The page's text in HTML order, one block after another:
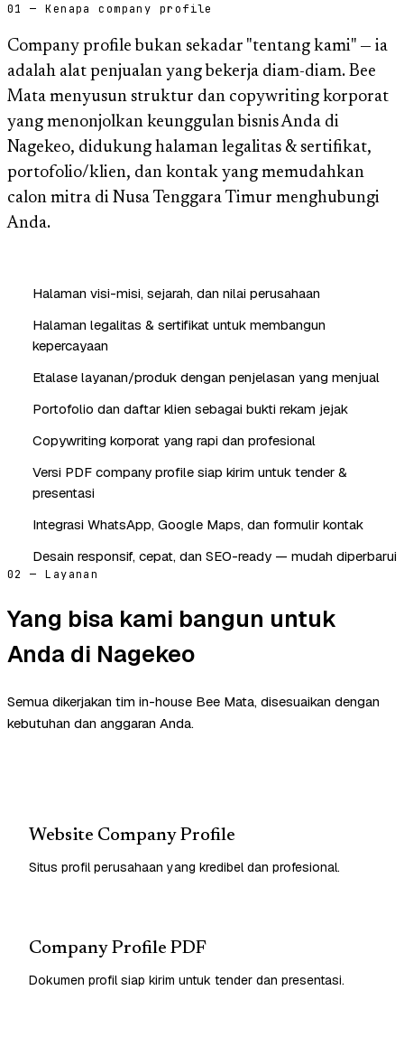
01 — Kenapa company profile
Company profile bukan sekadar "tentang kami" — ia
adalah alat penjualan yang bekerja diam-diam. Bee
Mata menyusun struktur dan copywriting korporat
yang menonjolkan keunggulan bisnis Anda di
Nagekeo, didukung halaman legalitas & sertifikat,
portofolio/klien, dan kontak yang memudahkan
calon mitra di Nusa Tenggara Timur menghubungi
Anda.
Halaman visi-misi, sejarah, dan nilai perusahaan
Halaman legalitas & sertifikat untuk membangun
kepercayaan
Etalase layanan/produk dengan penjelasan yang menjual
Portofolio dan daftar klien sebagai bukti rekam jejak
Copywriting korporat yang rapi dan profesional
Versi PDF company profile siap kirim untuk tender &
presentasi
Integrasi WhatsApp, Google Maps, dan formulir kontak
Desain responsif, cepat, dan SEO-ready — mudah diperbarui
02 — Layanan
Yang bisa kami bangun untuk
Anda di Nagekeo
Semua dikerjakan tim in-house Bee Mata, disesuaikan dengan
kebutuhan dan anggaran Anda.
Website Company Profile
Situs profil perusahaan yang kredibel dan profesional.
Company Profile PDF
Dokumen profil siap kirim untuk tender dan presentasi.